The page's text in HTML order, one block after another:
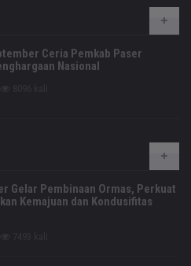
Ceria Pemkab Paser
Nasional
Gelar Pembinaan Ormas, Perkuat
Kemajuan dan Kondusifitas